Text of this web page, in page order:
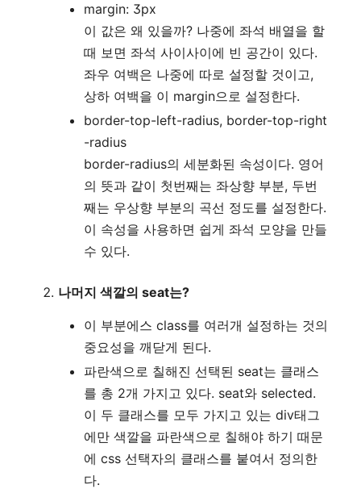
margin: 3px
이 값은 왜 있을까? 나중에 좌석 배열을 할
때 보면 좌석 사이사이에 빈 공간이 있다.
좌우 여백은 나중에 따로 설정할 것이고,
상하 여백을 이 margin으로 설정한다.
border-top-left-radius, border-top-right
-radius
border-radius의 세분화된 속성이다. 영어
의 뜻과 같이 첫번째는 좌상향 부분, 두번
째는 우상향 부분의 곡선 정도를 설정한다.
이 속성을 사용하면 쉽게 좌석 모양을 만들
수 있다.
나머지 색깔의 seat는?
이 부분에스 class를 여러개 설정하는 것의
중요성을 깨닫게 된다.
파란색으로 칠해진 선택된 seat는 클래스
를 총 2개 가지고 있다. seat와 selected.
이 두 클래스를 모두 가지고 있는 div태그
에만 색깔을 파란색으로 칠해야 하기 때문
에 css 선택자의 클래스를 붙여서 정의한
다.